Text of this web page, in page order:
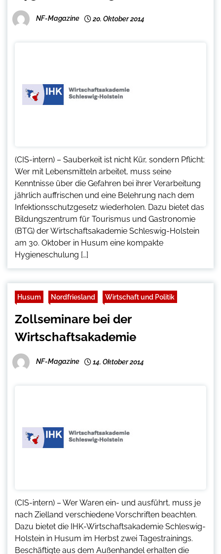
NF-Magazine 20. Oktober 2014
(CIS-intern) – Sauberkeit ist nicht Kür, sondern Pflicht:
Wer mit Lebensmitteln arbeitet, muss seine
Kenntnisse über die Gefahren bei ihrer Verarbeitung
jährlich auffrischen und eine Belehrung nach dem
Infektionsschutzgesetz wiederholen. Dazu bietet das
Bildungszentrum für Tourismus und Gastronomie
(BTG) der Wirtschaftsakademie Schleswig-Holstein
am 30. Oktober in Husum eine kompakte
Hygieneschulung […]
Husum Nordfriesland Wirtschaft und Politik
Zollseminare bei der
Wirtschaftsakademie
NF-Magazine 14. Oktober 2014
(CIS-intern) – Wer Waren ein- und ausführt, muss je
nach Zielland verschiedene Vorschriften beachten.
Dazu bietet die IHK-Wirtschaftsakademie Schleswig-
Holstein in Husum im Herbst zwei Tagestrainings.
Beschäftigte aus dem Außenhandel erhalten die